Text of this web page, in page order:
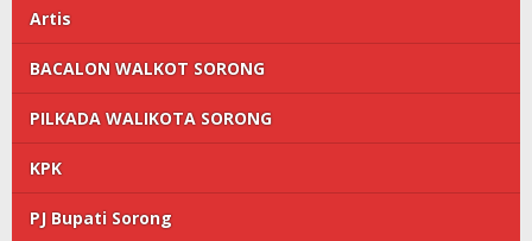
Artis
BACALON WALKOT SORONG
PILKADA WALIKOTA SORONG
KPK
PJ Bupati Sorong